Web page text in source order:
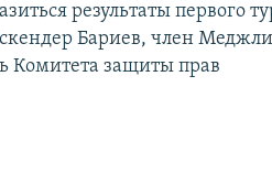
результаты первого
Бариев, член
Комитета защиты прав